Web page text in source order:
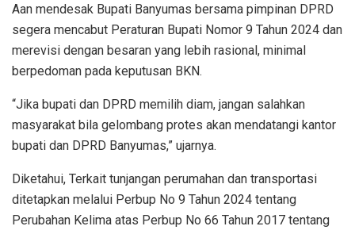
Aan mendesak Bupati Banyumas bersama pimpinan DPRD
segera mencabut Peraturan Bupati Nomor 9 Tahun 2024 dan
merevisi dengan besaran yang lebih rasional, minimal
berpedoman pada keputusan BKN.
“Jika bupati dan DPRD memilih diam, jangan salahkan
masyarakat bila gelombang protes akan mendatangi kantor
bupati dan DPRD Banyumas,” ujarnya.
Diketahui, Terkait tunjangan perumahan dan transportasi
ditetapkan melalui Perbup No 9 Tahun 2024 tentang
Perubahan Kelima atas Perbup No 66 Tahun 2017 tentang